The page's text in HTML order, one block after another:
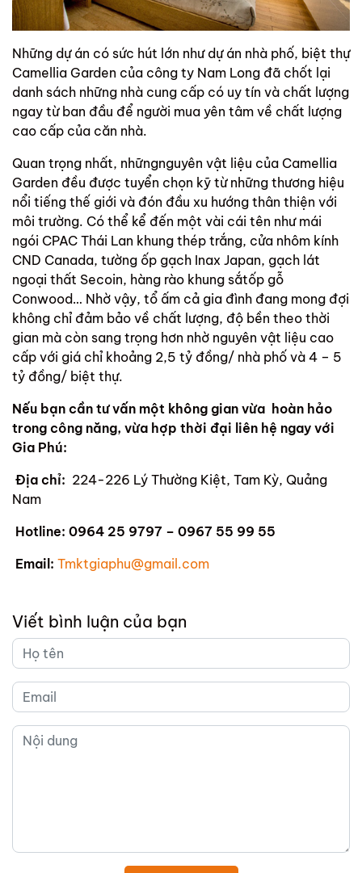
Những dự án có sức hút lớn như dự án nhà phố, biệt thự
Camellia Garden của công ty Nam Long đã chốt lại
danh sách những nhà cung cấp có uy tín và chất lượng
ngay từ ban đầu để người mua yên tâm về chất lượng
cao cấp của căn nhà.
Quan trọng nhất, nhữngnguyên vật liệu của Camellia
Garden đều được tuyển chọn kỹ từ những thương hiệu
nổi tiếng thế giới và đón đầu xu hướng thân thiện với
môi trường. Có thể kể đến một vài cái tên như mái
ngói CPAC Thái Lan khung thép trắng, cửa nhôm kính
CND Canada, tường ốp gạch Inax Japan, gạch lát
ngoại thất Secoin, hàng rào khung sắtốp gỗ
Conwood… Nhờ vậy, tổ ấm cả gia đình đang mong đợi
không chỉ đảm bảo về chất lượng, độ bền theo thời
gian mà còn sang trọng hơn nhờ nguyên vật liệu cao
cấp với giá chỉ khoảng 2,5 tỷ đồng/ nhà phố và 4 – 5
tỷ đồng/ biệt thự.
Nếu bạn cần tư vấn một không gian vừa hoàn hảo
trong công năng, vừa hợp thời đại liên hệ ngay với
Gia Phú:
Địa chỉ: 224-226 Lý Thường Kiệt, Tam Kỳ, Quảng
Nam
Hotline: 0964 25 9797 – 0967 55 99 55
Email: Tmktgiaphu@gmail.com
Viết bình luận của bạn